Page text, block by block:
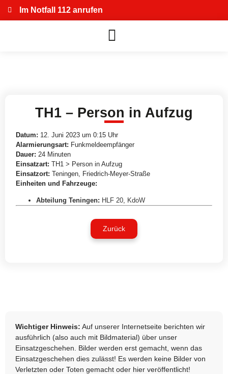
Im Notfall 112 anrufen
TH1 – Person in Aufzug
Datum: 12. Juni 2023 um 0:15 Uhr
Alarmierungsart: Funkmeldeempfänger
Dauer: 24 Minuten
Einsatzart: TH1 > Person in Aufzug
Einsatzort: Teningen, Friedrich-Meyer-Straße
Einheiten und Fahrzeuge:
Abteilung Teningen: HLF 20, KdoW
Zurück
Wichtiger Hinweis: Auf unserer Internetseite berichten wir
ausführlich (also auch mit Bildmaterial) über unser
Einsatzgeschehen. Bilder werden erst gemacht, wenn das
Einsatzgeschehen dies zulässt! Es werden keine Bilder von
Verletzten oder Toten gemacht oder hier veröffentlicht!